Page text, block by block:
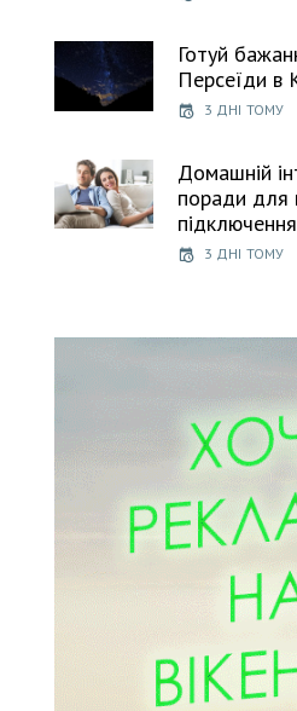
Готуй
Персеїди в
3 ДНІ ТОМУ
Домашній
поради для
підключення
3 ДНІ ТОМУ